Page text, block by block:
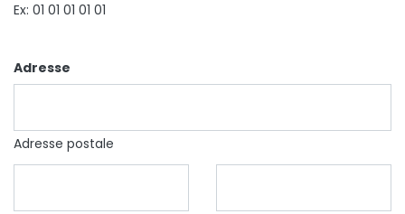
Ex: 01 01 01 01 01
Adresse
Adresse postale